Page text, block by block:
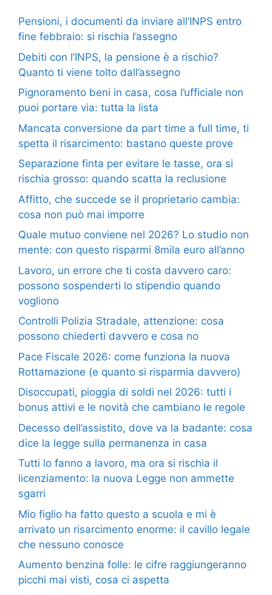
Pensioni, i documenti da inviare all’INPS entro
fine febbraio: si rischia l’assegno
Debiti con l’INPS, la pensione è a rischio?
Quanto ti viene tolto dall’assegno
Pignoramento beni in casa, cosa l’ufficiale non
puoi portare via: tutta la lista
Mancata conversione da part time a full time, ti
spetta il risarcimento: bastano queste prove
Separazione finta per evitare le tasse, ora si
rischia grosso: quando scatta la reclusione
Affitto, che succede se il proprietario cambia:
cosa non può mai imporre
Quale mutuo conviene nel 2026? Lo studio non
mente: con questo risparmi 8mila euro all’anno
Lavoro, un errore che ti costa davvero caro:
possono sospenderti lo stipendio quando
vogliono
Controlli Polizia Stradale, attenzione: cosa
possono chiederti davvero e cosa no
Pace Fiscale 2026: come funziona la nuova
Rottamazione (e quanto si risparmia davvero)
Disoccupati, pioggia di soldi nel 2026: tutti i
bonus attivi e le novità che cambiano le regole
Decesso dell’assistito, dove va la badante: cosa
dice la legge sulla permanenza in casa
Tutti lo fanno a lavoro, ma ora si rischia il
licenziamento: la nuova Legge non ammette
sgarri
Mio figlio ha fatto questo a scuola e mi è
arrivato un risarcimento enorme: il cavillo legale
che nessuno conosce
Aumento benzina folle: le cifre raggiungeranno
picchi mai visti, cosa ci aspetta